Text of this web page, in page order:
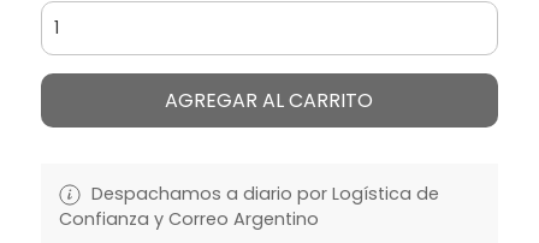
AGREGAR AL CARRITO
Despachamos a diario por Logística de
Confianza y Correo Argentino